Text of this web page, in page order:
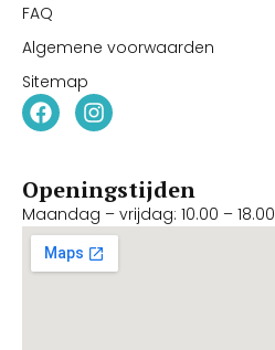
FAQ
Algemene voorwaarden
Sitemap
Openingstijden
Maandag – vrijdag: 10.00 – 18.00